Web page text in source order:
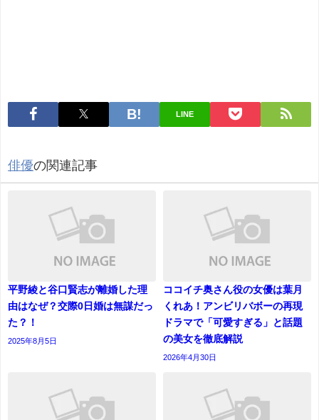
LINE
俳優の関連記事
平野綾と谷口賢志が離婚した理
由はなぜ？交際0日婚は無謀だっ
た？！
2025年8月5日
ココイチ奥さん役の女優は葉月
くれあ！アンビリバボーの再現
ドラマで「可愛すぎる」と話題
の美女を徹底解説
2026年4月30日